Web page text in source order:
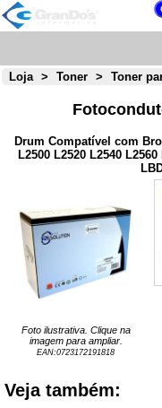
Loja > Toner > Toner
Drum Compatível com
L2500 L2520 L2540
Foto ilustrativa. Clique na
imagem para ampliar.
EAN:0723172191818
Veja também: